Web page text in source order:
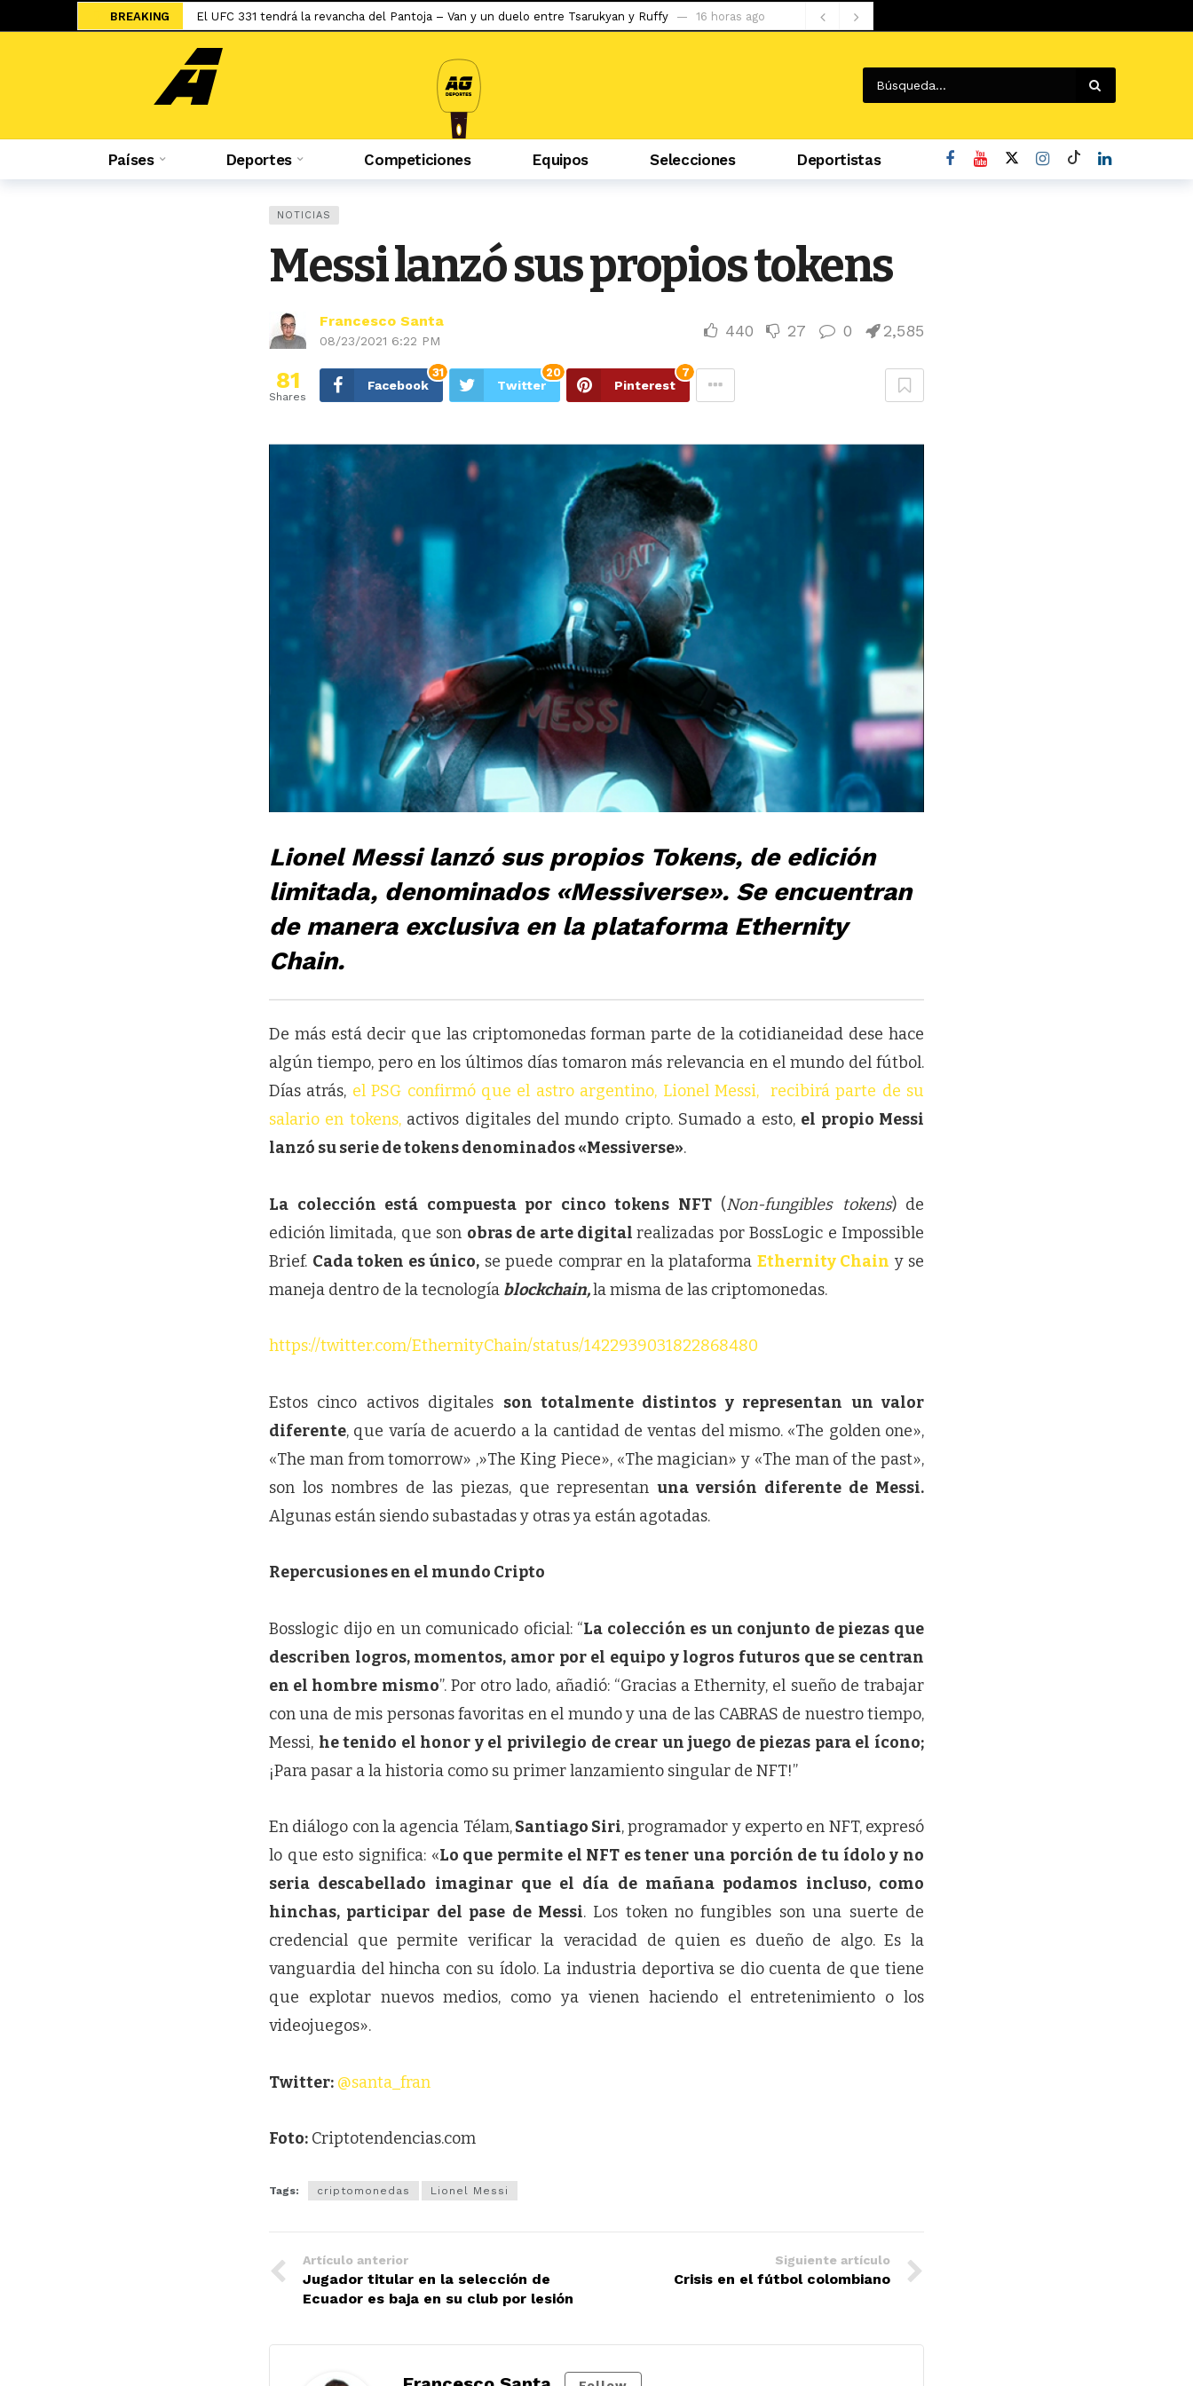
BREAKING El UFC 331 tendrá la revancha del Pantoja – Van y un duelo entre Tsarukyan y Ruffy 16 horas ago
Sale a la luz el cartel de WOW 32 Sevilla 1 día ago
Islam Makhachev criticó duramente la situación de Conor McGregor
Jesús Castillo: «La ‘U’ ha demostrado ser capaz de llegar al tetracampeonato»
Salah ya tiene nuevo equipo: el Trabzonspor
Miguel Trauco: «No creo que me reciban mal, la hinchada me tiene cariño»
Sporting Cristal: Colombiano Cuesta podría debutar en Liga 1 ante la ‘U’
River lo blindó con una cláusula millonaria, no rindió y arregló su salida a un club de Brasil 4 horas ago
Países Deportes Competiciones Equipos Selecciones Deportistas
NOTICIAS
Messi lanzó sus propios tokens
Francesco Santa
08/23/2021 6:22 PM
440 27 0 2,585
81
Shares
Facebook
31
Twitter
20
Pinterest
7
Lionel Messi lanzó sus propios Tokens, de edición
limitada, denominados «Messiverse». Se encuentran
de manera exclusiva en la plataforma Ethernity
Chain.
De más está decir que las criptomonedas forman parte de la cotidianeidad dese hace
algún tiempo, pero en los últimos días tomaron más relevancia en el mundo del fútbol.
Días atrás, el PSG confirmó que el astro argentino, Lionel Messi, recibirá parte de su
salario en tokens,activos digitales del mundo cripto. Sumado a esto, el propio Messi
lanzó su serie de tokens denominados «Messiverse».
La colección está compuesta por cinco tokens NFT(Non-fungibles tokens) de
edición limitada, que son obras de arte digitalrealizadas por BossLogic e Impossible
Brief. Cada token es único, se puede comprar en la plataforma Ethernity Chain y se
maneja dentro de la tecnología blockchain,la misma de las criptomonedas.
https://twitter.com/EthernityChain/status/1422939031822868480
Estos cinco activos digitales son totalmente distintos y representan un valor
diferente, que varía de acuerdo a la cantidad de ventas del mismo. «The golden one»,
«The man from tomorrow» ,»The King Piece», «The magician» y «The man of the past»,
son los nombres de las piezas, que representanuna versión diferente de Messi.
Algunas están siendo subastadas y otras ya están agotadas.
Repercusiones en el mundo Cripto
Bosslogic dijo en un comunicado oficial: “La colección es un conjunto de piezas que
describen logros, momentos, amor por el equipo y logros futuros que se centran
en el hombre mismo”. Por otro lado, añadió: “Gracias a Ethernity, el sueño de trabajar
con una de mis personas favoritas en el mundo y una de las CABRAS de nuestro tiempo,
Messi, he tenido el honor y el privilegio de crear un juego de piezas para el ícono;
¡Para pasar a la historia como su primer lanzamiento singular de NFT!”
En diálogo con la agencia Télam,Santiago Siri, programador y experto en NFT, expresó
lo que esto significa: «Lo que permite el NFT es tener una porción de tu ídolo y no
seria descabellado imaginar que el día de mañana podamos incluso, como
hinchas, participar del pase de Messi. Los token no fungibles son una suerte de
credencial que permite verificar la veracidad de quien es dueño de algo. Es la
vanguardia del hincha con su ídolo. La industria deportiva se dio cuenta de que tiene
que explotar nuevos medios, como ya vienen haciendo el entretenimiento o los
videojuegos».
Twitter: @santa_fran
Foto: Criptotendencias.com
Tags: criptomonedas Lionel Messi
Artículo anterior
Jugador titular en la selección de
Ecuador es baja en su club por lesión
Siguiente artículo
Crisis en el fútbol colombiano